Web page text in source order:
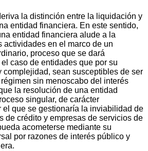
la distinción entre la liquidación y
entidad financiera. En este sentido,
entidad financiera alude a la
actividades en el marco de un
proceso que se dará
caso de entidades que por su
complejidad, sean susceptibles de ser
sin menoscabo del interés
la resolución de una entidad
singular, de carácter
el que se gestionaría la inviabilidad de
de crédito y empresas de servicios de
acometerse mediante su
por razones de interés público y